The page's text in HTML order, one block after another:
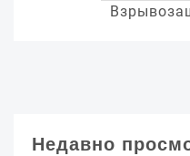
Недавно